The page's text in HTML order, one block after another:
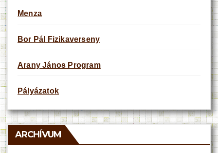
Menza
Bor Pál Fizikaverseny
Arany János Program
Pályázatok
ARCHÍVUM